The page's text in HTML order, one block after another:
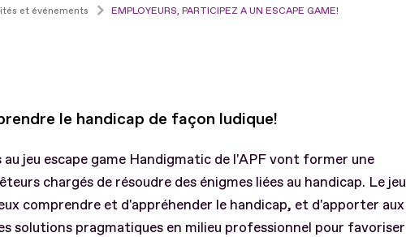
et événements EMPLOYEURS, PARTICIPEZ A UN ESCAPE GAME!
le handicap de façon ludique!
au jeu escape game Handigmatic de l'APF vont former une
chargés de résoudre des énigmes liées au handicap. Le jeu
comprendre et d'appréhender le handicap, et d'apporter aux
solutions pragmatiques en milieu professionnel pour favoriser